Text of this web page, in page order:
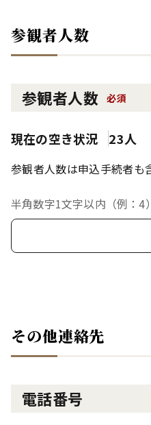
参観者人数
参観者人数 必須
現在の空き状況 23人
参観者人数は申込手続者も
半角数字1文字以内（例：4）
その他連絡先
電話番号